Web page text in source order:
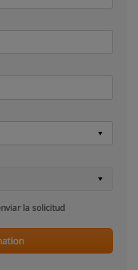
la solicitud